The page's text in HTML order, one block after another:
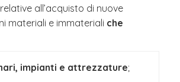
all’acquisto di nuove
materiali e immateriali che
impianti e attrezzature;